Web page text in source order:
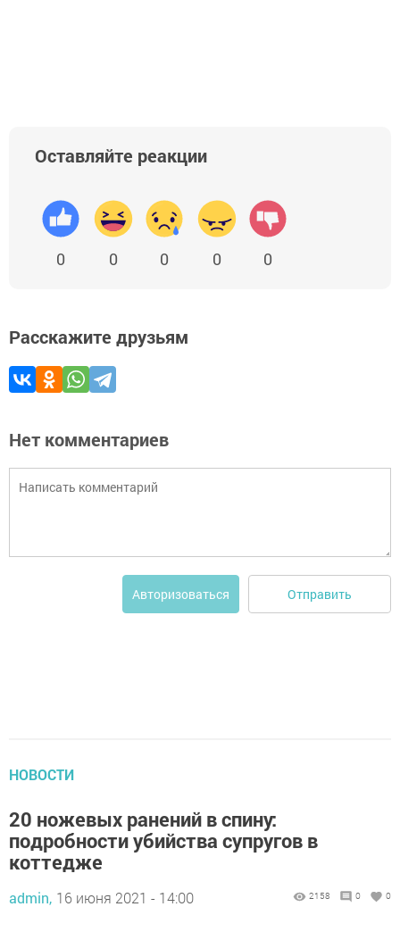
Оставляйте реакции
0 0 0 0 0
Расскажите друзьям
Нет комментариев
Авторизоваться Отправить
НОВОСТИ
20 ножевых ранений в спину:
подробности убийства супругов в
коттедже
admin, 16 июня 2021 - 14:00 2158 0 0